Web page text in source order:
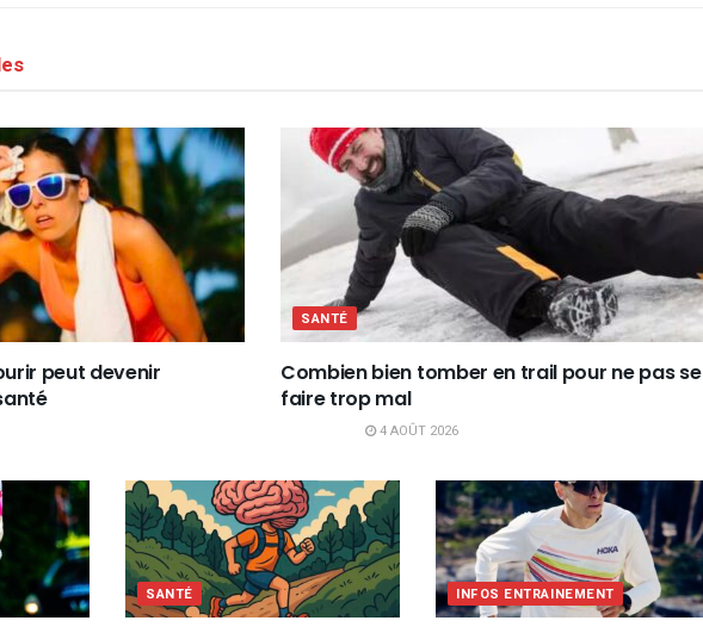
peut devenir
SANTÉ
Combien bien tomber en trail pour ne pas se
faire trop mal
4 AOÛT 2026
SANTÉ INFOS ENTRAINEMENT